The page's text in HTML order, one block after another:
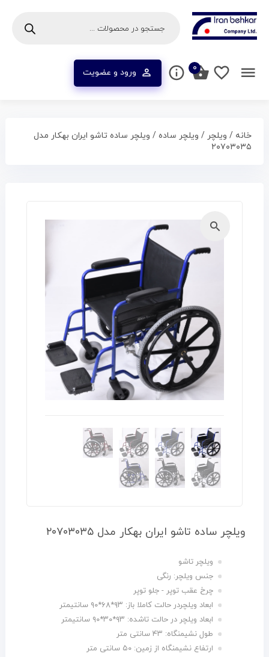
ورود و عضویت ۰
خانه / ویلچر / ویلچر ساده/ ویلچر ساده تاشو ایران بهکار مدل
۲۰۷۰۳۰۳۵
ویلچر ساده تاشو ایران بهکار مدل ۲۰۷۰۳۰۳۵
ویلچر تاشو
جنس ویلچر: رنگی
چرخ عقب توپر - جلو توپر
ابعاد ویلچردر حالت کاملا باز: ۹۳*۶۸*۹۰ سانتیمتر
ابعاد ویلچر در حالت تاشده: ۹۳*۳۰*۹۰ سانتیمتر
طول نشیمنگاه: ۴۳ سانتی متر
ارتفاع نشیمنگاه از زمین: ۵۰ سانتی متر